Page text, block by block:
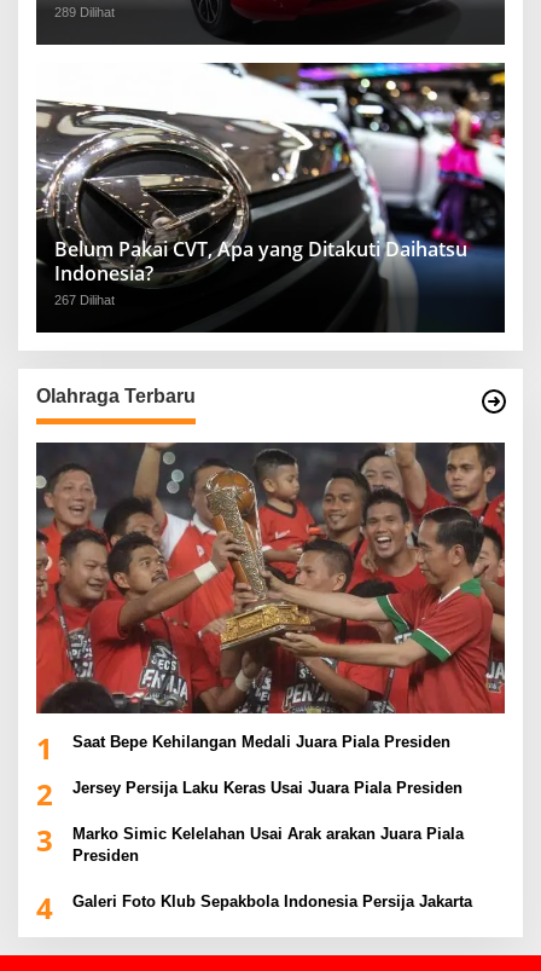
289 Dilihat
Belum Pakai CVT, Apa yang Ditakuti Daihatsu
Indonesia?
267 Dilihat
Olahraga Terbaru
1 Saat Bepe Kehilangan Medali Juara Piala Presiden
2 Jersey Persija Laku Keras Usai Juara Piala Presiden
3
Marko Simic Kelelahan Usai Arak arakan Juara Piala
Presiden
4 Galeri Foto Klub Sepakbola Indonesia Persija Jakarta